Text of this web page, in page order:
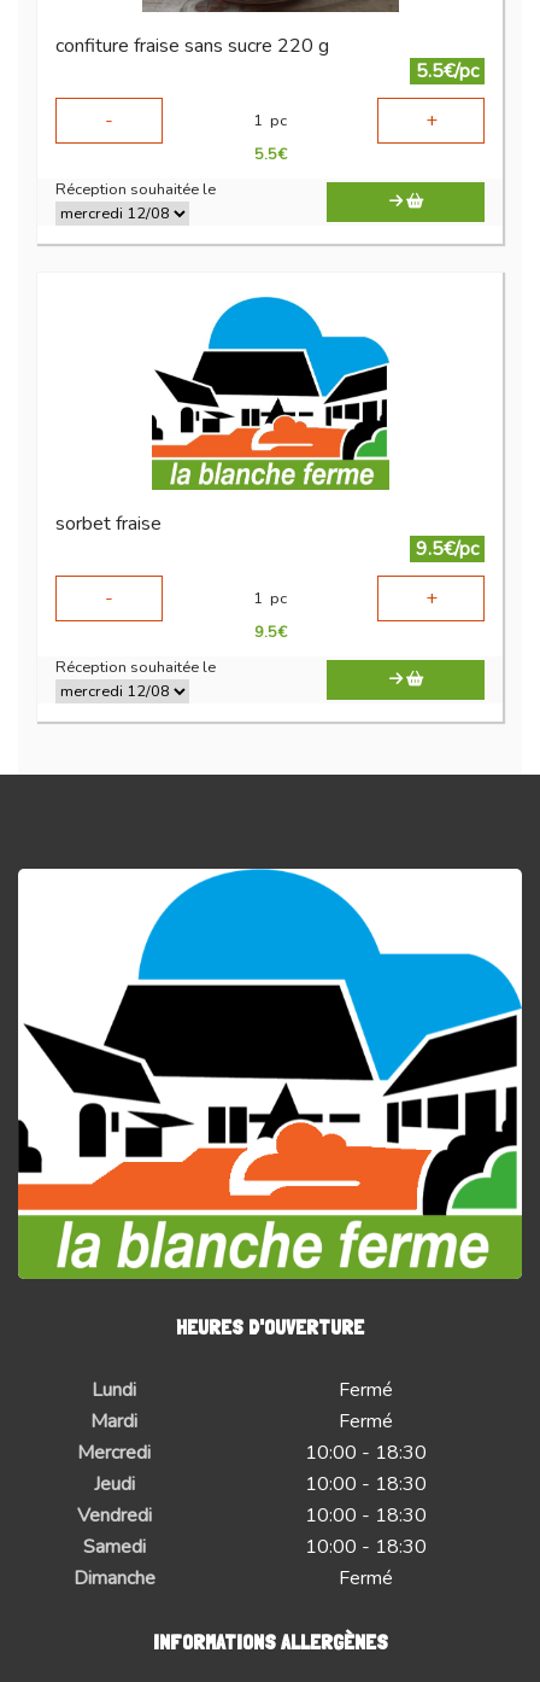
confiture fraise sans sucre 220 g
5.5€/pc
-
1 pc +
5.5€
Réception souhaitée le
sorbet fraise
9.5€/pc
-
1 pc +
9.5€
Réception souhaitée le
HEURES D'OUVERTURE
Lundi
Fermé
Mardi
Fermé
Mercredi
10:00 - 18:30
Jeudi
10:00 - 18:30
Vendredi
10:00 - 18:30
Samedi
10:00 - 18:30
Dimanche
Fermé
INFORMATIONS ALLERGÈNES